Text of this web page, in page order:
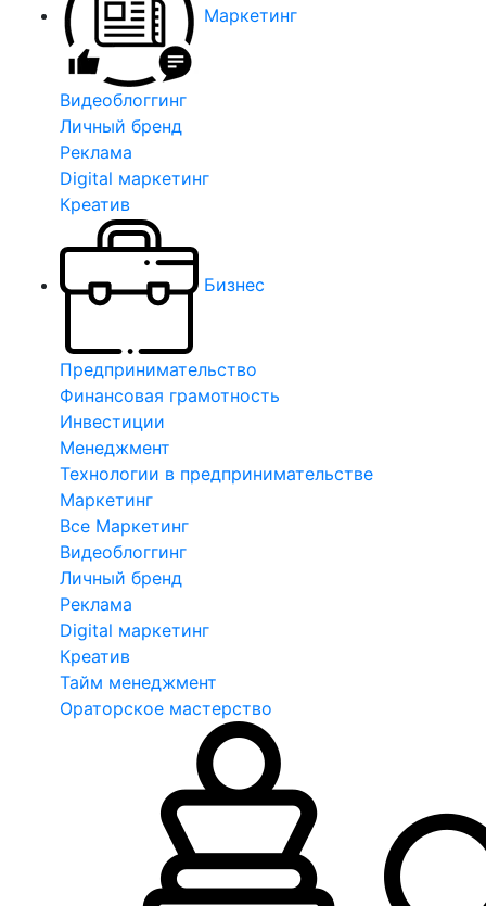
Маркетинг
Видеоблоггинг
Личный бренд
Реклама
Digital маркетинг
Креатив
Бизнес
Предпринимательство
Финансовая грамотность
Инвестиции
Менеджмент
Технологии в предпринимательстве
Маркетинг
Все Маркетинг
Видеоблоггинг
Личный бренд
Реклама
Digital маркетинг
Креатив
Тайм менеджмент
Ораторское мастерство